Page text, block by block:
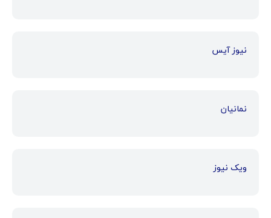
نیوز آیس
نمانیان
ویک نیوز